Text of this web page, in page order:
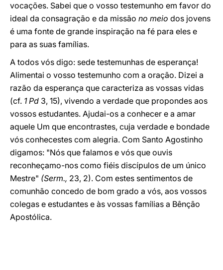
vocações. Sabei que o vosso testemunho em favor do
ideal da consagração e da missão no meio dos jovens
é uma fonte de grande inspiração na fé para eles e
para as suas famílias.
A todos vós digo: sede testemunhas de esperança!
Alimentai o vosso testemunho com a oração. Dizei a
razão da esperança que caracteriza as vossas vidas
(cf. 1 Pd 3, 15), vivendo a verdade que propondes aos
vossos estudantes. Ajudai-os a conhecer e a amar
aquele Um que encontrastes, cuja verdade e bondade
vós conhecestes com alegria. Com Santo Agostinho
digamos: "Nós que falamos e vós que ouvis
reconheçamo-nos como fiéis discípulos de um único
Mestre" (Serm., 23, 2). Com estes sentimentos de
comunhão concedo de bom grado a vós, aos vossos
colegas e estudantes e às vossas famílias a Bênção
Apostólica.